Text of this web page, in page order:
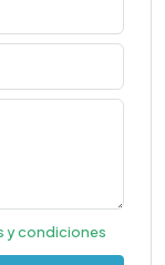
y condiciones